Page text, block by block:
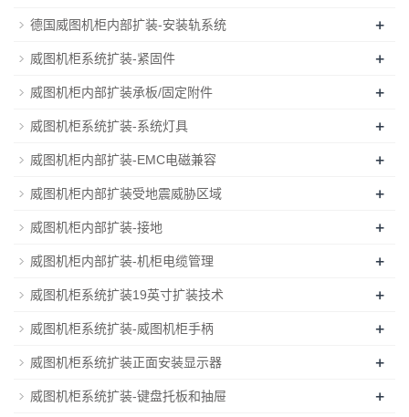
德国威图机柜内部扩装-安装轨系统 +
威图机柜系统扩装-紧固件 +
威图机柜内部扩装承板/固定附件 +
威图机柜系统扩装-系统灯具 +
威图机柜内部扩装-EMC电磁兼容 +
威图机柜内部扩装受地震威胁区域 +
威图机柜内部扩装-接地 +
威图机柜内部扩装-机柜电缆管理 +
威图机柜系统扩装19英寸扩装技术 +
威图机柜系统扩装-威图机柜手柄 +
威图机柜系统扩装正面安装显示器 +
威图机柜系统扩装-键盘托板和抽屉 +